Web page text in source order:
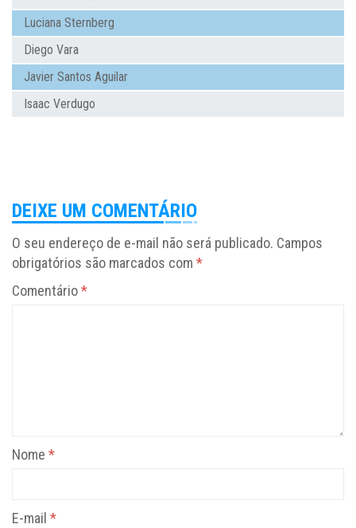
Luciana Sternberg
Diego Vara
Javier Santos Aguilar
Isaac Verdugo
DEIXE UM COMENTÁRIO
O seu endereço de e-mail não será publicado. Campos
obrigatórios são marcados com *
Comentário*
Nome *
E-mail *